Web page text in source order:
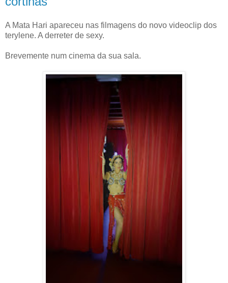
A Mata Hari apareceu nas filmagens do novo videoclip dos
terylene. A derreter de sexy.
Brevemente num cinema da sua sala.